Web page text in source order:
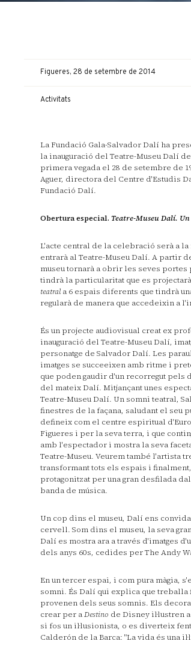
Figueres, 28 de setembre de 2014
Activitats
La Fundació Gala-Salvador Dalí ha
la inauguració del Teatre-Museu Dalí
primera vegada el 28 de setembre de
Aguer, directora del Centre d'Estudis
Fundació Dalí.
Obertura especial. Teatre-Museu Dalí.
L'acte central de la celebració serà a
entrarà al Teatre-Museu Dalí. A partir
museu tornarà a obrir les seves portes
tindrà la particularitat que es
teatrala 6 espais diferents que tindrà
regularà de manera que accedeixin a
És un projecte audiovisual creat ex
inauguració del Teatre-Museu Dalí,
personatge de Salvador Dalí. Les
imatges se succeeixen amb ritme i
que poden gaudir d'un recorregut pels
del mateix Dalí. Mitjançant unes
Teatre-Museu Dalí. Un somni teatral,
finestres de la façana, saludant el seu
defineix com el centre espiritual
Figueres i per la seva terra, i que
amb l'espectador i mostra la seva
Teatre-Museu. Veurem també l'artista
transformant tots els espais i
protagonitzat per una gran desfilada
banda de música.
Un cop dins el museu, Dalí ens
cervell. Som dins el museu, la seva
Dalí es mostra ara a través d'imatges
dels anys 60s, cedides per The Andy
En un tercer espai, i com pura màgia,
somni. És Dalí qui explica que
provenen dels seus somnis. Els
crear per aDestino de Disney il·lustren
si fos un il·lusionista, o es diverteix
Calderón de la Barca: "La vida és una